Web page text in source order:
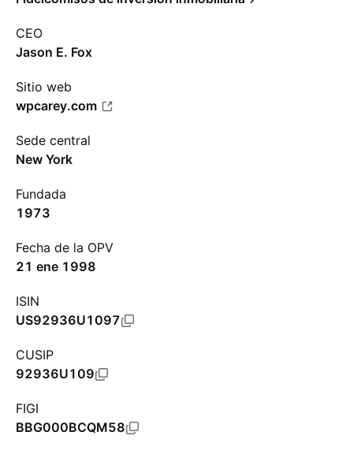
CEO
Jason E. Fox
Sitio web
wpcarey.com
Sede central
New York
Fundada
1973
Fecha de la OPV
21 ene 1998
ISIN
US92936U1097
CUSIP
92936U109
FIGI
BBG000BCQM58